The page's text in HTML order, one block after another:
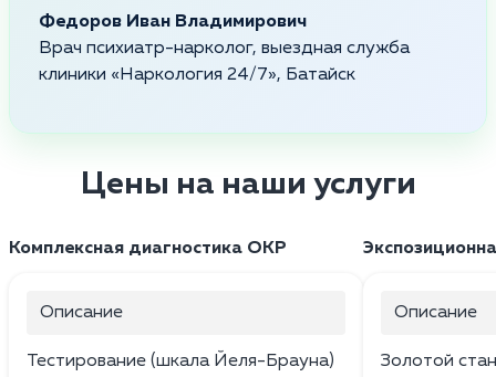
Федоров Иван Владимирович
Врач психиатр-нарколог, выездная служба
клиники «Наркология 24/7», Батайск
Цены на наши услуги
Комплексная диагностика ОКР
Описание
Тестирование (шкала Йеля-Брауна)
Описание
Золотой